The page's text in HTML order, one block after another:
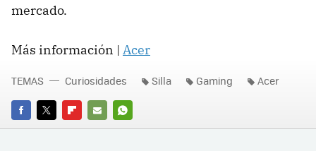
mercado.
Más información | Acer
FACEBOOK
TWITTERFLIPBOARD
E-
WHATSAPP
TEMAS Curiosidades Silla Gaming Acer